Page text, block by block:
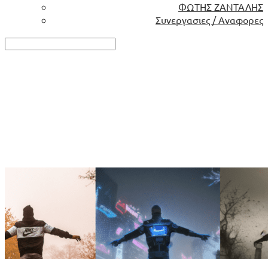
ΦΩΤΗΣ ΖΑΝΤΑΛΗΣ
Συνεργασιες / Αναφορες